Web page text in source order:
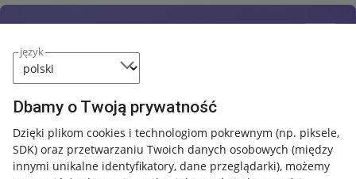
język
Dbamy o Twoją prywatność
Dzięki plikom cookies i technologiom pokrewnym (np. piksele,
SDK) oraz przetwarzaniu Twoich danych osobowych (między
innymi unikalne identyfikatory, dane przeglądarki), możemy